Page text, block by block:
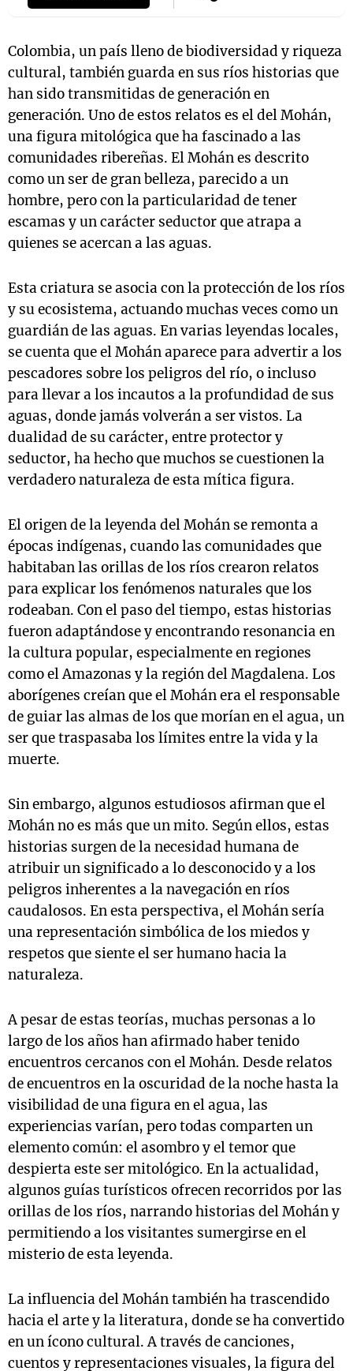
Colombia, un país lleno de biodiversidad y riqueza
cultural, también guarda en sus ríos historias que
han sido transmitidas de generación en
generación. Uno de estos relatos es el del Mohán,
una figura mitológica que ha fascinado a las
comunidades ribereñas. El Mohán es descrito
como un ser de gran belleza, parecido a un
hombre, pero con la particularidad de tener
escamas y un carácter seductor que atrapa a
quienes se acercan a las aguas.
Esta criatura se asocia con la protección de los ríos
y su ecosistema, actuando muchas veces como un
guardián de las aguas. En varias leyendas locales,
se cuenta que el Mohán aparece para advertir a los
pescadores sobre los peligros del río, o incluso
para llevar a los incautos a la profundidad de sus
aguas, donde jamás volverán a ser vistos. La
dualidad de su carácter, entre protector y
seductor, ha hecho que muchos se cuestionen la
verdadero naturaleza de esta mítica figura.
El origen de la leyenda del Mohán se remonta a
épocas indígenas, cuando las comunidades que
habitaban las orillas de los ríos crearon relatos
para explicar los fenómenos naturales que los
rodeaban. Con el paso del tiempo, estas historias
fueron adaptándose y encontrando resonancia en
la cultura popular, especialmente en regiones
como el Amazonas y la región del Magdalena. Los
aborígenes creían que el Mohán era el responsable
de guiar las almas de los que morían en el agua, un
ser que traspasaba los límites entre la vida y la
muerte.
Sin embargo, algunos estudiosos afirman que el
Mohán no es más que un mito. Según ellos, estas
historias surgen de la necesidad humana de
atribuir un significado a lo desconocido y a los
peligros inherentes a la navegación en ríos
caudalosos. En esta perspectiva, el Mohán sería
una representación simbólica de los miedos y
respetos que siente el ser humano hacia la
naturaleza.
A pesar de estas teorías, muchas personas a lo
largo de los años han afirmado haber tenido
encuentros cercanos con el Mohán. Desde relatos
de encuentros en la oscuridad de la noche hasta la
visibilidad de una figura en el agua, las
experiencias varían, pero todas comparten un
elemento común: el asombro y el temor que
despierta este ser mitológico. En la actualidad,
algunos guías turísticos ofrecen recorridos por las
orillas de los ríos, narrando historias del Mohán y
permitiendo a los visitantes sumergirse en el
misterio de esta leyenda.
La influencia del Mohán también ha trascendido
hacia el arte y la literatura, donde se ha convertido
en un ícono cultural. A través de canciones,
cuentos y representaciones visuales, la figura del
Notas
Mundial 2026
La Sole en
Cadena 3